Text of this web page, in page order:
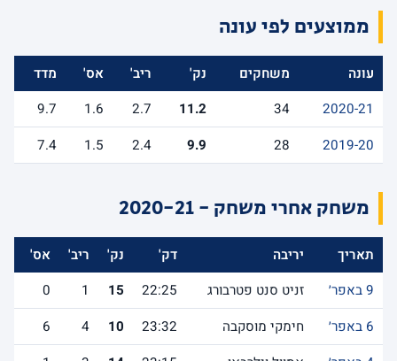
ממוצעים לפי עונה
עונה משחקים נק' ריב' אס'
מדד
2020-21
34
11.2
2.7
1.6
9.7
2019-20
28
9.9
2.4
1.5
7.4
משחק אחרי משחק - 2020-21
תאריך יריבה דק' נק' ריב' אס'
9 באפר׳
זניט סנט פטרבורג 22:25
15
1
0
6 באפר׳
חימקי מוסקבה 23:32
10
4
6